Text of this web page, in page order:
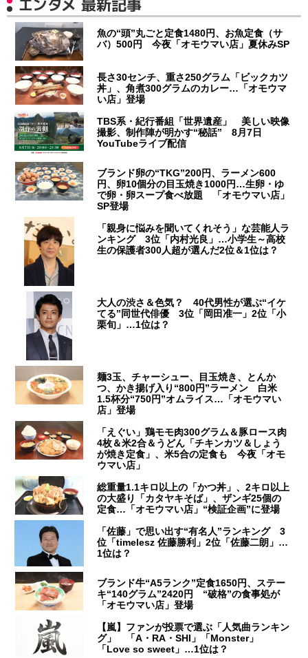
エンタメ 最新記事
魚の“頭”丸ごと定食1480円、お魚定食（サ
バ）500円 今夜「オモウマい店」夏休みSP
長さ30センチ、重さ250グラム「ビックカツ
丼」、角煮300グラムのカレー…「オモウマ
い店」登場
TBS系・紀行番組「世界遺産」 美しい映像
撮影、制作陣が明かす“秘話” 8月7日
YouTubeライブ配信
ブランド卵の“TKG”200円、ラーメン600
円、卵10個分の目玉焼き1000円…生卵・ゆ
で卵・卵スープ食べ放題 「オモウマい店」
SP登場
「親身に悩みを聞いてくれそう」な芸能人ラ
ンキング 3位「内村光良」…小学生～高校
生の保護者300人超が選んだ2位＆1位は？
大人の渋さ＆色気？ 40代男性が選ぶ“イケ
てる”同世代俳優 3位「岡田准一」2位「小
栗旬」…1位は？
麺3玉、チャーシュー、目玉焼き、とんか
つ、かき揚げ入り“800円”ラーメン 白米
1.5杯分“750円”オムライス…「オモウマい
店」登場
「えぐい」鶏モモ肉300グラム＆豚ロース肉
4枚＆米2合＆うどん「チキンカツ＆しょう
が焼き定食」、米5合の定食も 今夜「オモ
ウマい店」
総重量1.1キロ以上の「かつ丼」、2キロ以上
の大盛り「カタヤキそば」、ザンギ25個の
定食…「オモウマい店」“検証企画”に登場
「佐藤」で思い出す“有名人”ランキング 3
位「timelesz 佐藤勝利」2位「佐藤二朗」…
1位は？
ブランド牛“A5ランク”定食1650円、ステー
キ“140グラム”2420円 “破格”の食事処が
「オモウマい店」登場
【嵐】ファンが投票で選ぶ「人気曲ランキン
グ」 「A・RA・SHI」「Monster」
「Love so sweet」…1位は？